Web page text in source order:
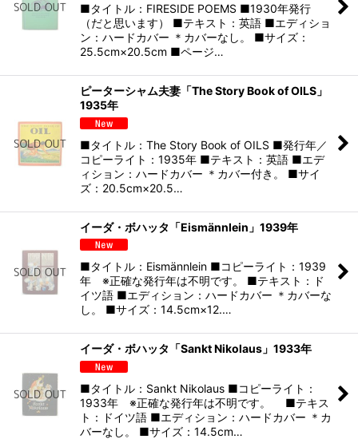
■タイトル：FIRESIDE POEMS ■1930年発行
（だと思います） ■テキスト：英語 ■エディショ
ン：ハードカバー ＊カバーなし。 ■サイズ：
25.5cm×20.5cm ■ページ…
ピーターシャム夫妻「The Story Book of OILS」
1935年
■タイトル：The Story Book of OILS ■発行年／
コピーライト：1935年 ■テキスト：英語 ■エデ
ィション：ハードカバー ＊カバー付き。 ■サイ
ズ：20.5cm×20.5…
イーダ・ボハッタ「Eismännlein」1939年
■タイトル：Eismännlein ■コピーライト：1939
年 ※正確な発行年は不明です。 ■テキスト：ド
イツ語 ■エディション：ハードカバー ＊カバーな
し。 ■サイズ：14.5cm×12.…
イーダ・ボハッタ「Sankt Nikolaus」1933年
■タイトル：Sankt Nikolaus ■コピーライト：
1933年 ※正確な発行年は不明です。 ■テキス
ト：ドイツ語 ■エディション：ハードカバー ＊カ
バーなし。 ■サイズ：14.5cm…